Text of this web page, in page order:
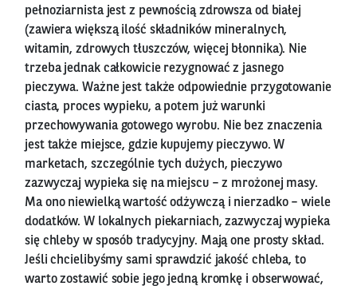
pełnoziarnista jest z pewnością zdrowsza od białej
(zawiera większą ilość składników mineralnych,
witamin, zdrowych tłuszczów, więcej błonnika). Nie
trzeba jednak całkowicie rezygnować z jasnego
pieczywa. Ważne jest także odpowiednie przygotowanie
ciasta, proces wypieku, a potem już warunki
przechowywania gotowego wyrobu. Nie bez znaczenia
jest także miejsce, gdzie kupujemy pieczywo. W
marketach, szczególnie tych dużych, pieczywo
zazwyczaj wypieka się na miejscu – z mrożonej masy.
Ma ono niewielką wartość odżywczą i nierzadko – wiele
dodatków. W lokalnych piekarniach, zazwyczaj wypieka
się chleby w sposób tradycyjny. Mają one prosty skład.
Jeśli chcielibyśmy sami sprawdzić jakość chleba, to
warto zostawić sobie jego jedną kromkę i obserwować,